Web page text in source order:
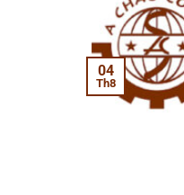
04
Th8